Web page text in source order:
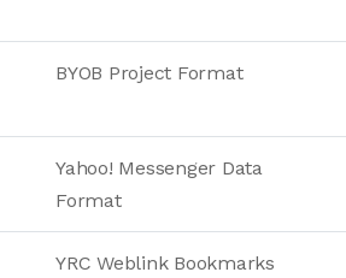
BYOB Project Format
Yahoo! Messenger Data
Format
YRC Weblink Bookmarks